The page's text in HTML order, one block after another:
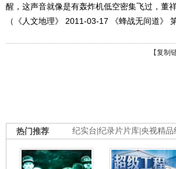
醒，这声音就像是有轰炸机低空密集飞过，董
（《人文地理》 2011-03-17 《蜂战无间道》
【复制
纪实台 纪录片片库 央视精品
热门推荐